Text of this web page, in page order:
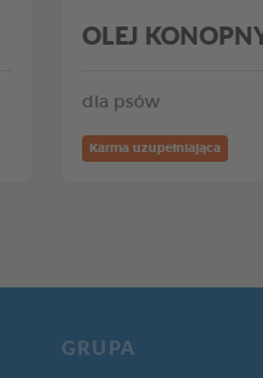
OLEJ
dla psów
Karma uzupełniająca
GRUPA